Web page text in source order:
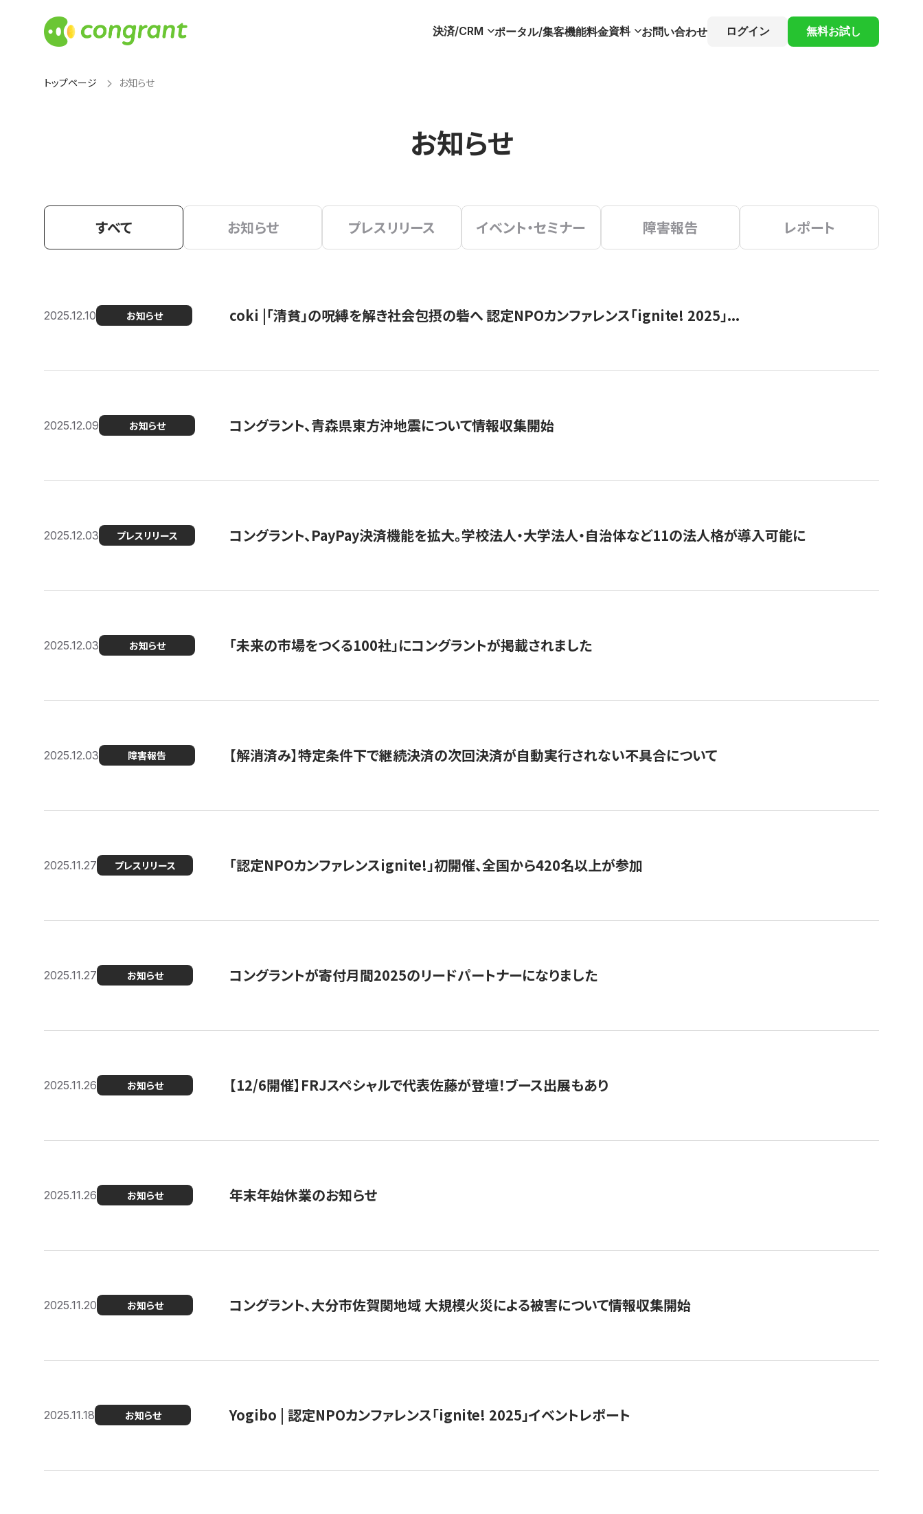
決済/CRM ポータル/集客機能料金資料 お問い合わせ ログイン 無料お試し
トップページ お知らせ
お知らせ
すべて お知らせ プレスリリース イベント・セミナー 障害報告 レポート
2025.12.10 お知らせ coki |「清貧」の呪縛を解き社会包摂の砦へ 認定NPOカンファレンス「ignite! 2025」...
2025.12.09 お知らせ コングラント、青森県東方沖地震について情報収集開始
2025.12.03 プレスリリース コングラント、PayPay決済機能を拡大。学校法人・大学法人・自治体など11の法人格が導入可能に
2025.12.03 お知らせ 「未来の市場をつくる100社」にコングラントが掲載されました
2025.12.03 障害報告 【解消済み】特定条件下で継続決済の次回決済が自動実行されない不具合について
2025.11.27 プレスリリース 「認定NPOカンファレンスignite!」初開催、全国から420名以上が参加
2025.11.27 お知らせ コングラントが寄付月間2025のリードパートナーになりました
2025.11.26 お知らせ 【12/6開催】FRJスペシャルで代表佐藤が登壇！ブース出展もあり
2025.11.26 お知らせ 年末年始休業のお知らせ
2025.11.20 お知らせ コングラント、大分市佐賀関地域 大規模火災による被害について情報収集開始
2025.11.18 お知らせ Yogibo | 認定NPOカンファレンス「ignite! 2025」イベントレポート